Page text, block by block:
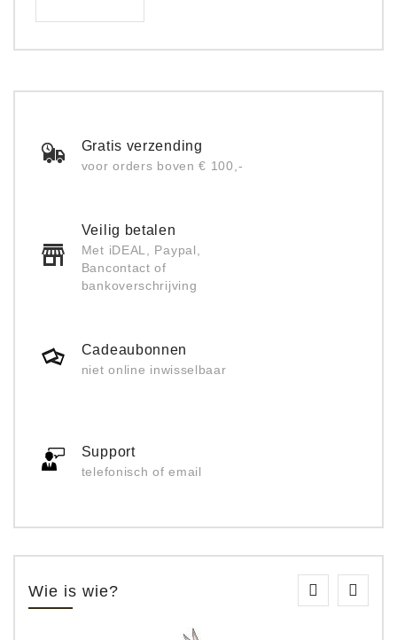
Gratis verzending
voor orders boven € 100,-
Veilig betalen
Met iDEAL, Paypal,
Bancontact of
bankoverschrijving
Cadeaubonnen
niet online inwisselbaar
Support
telefonisch of email
Wie is wie?